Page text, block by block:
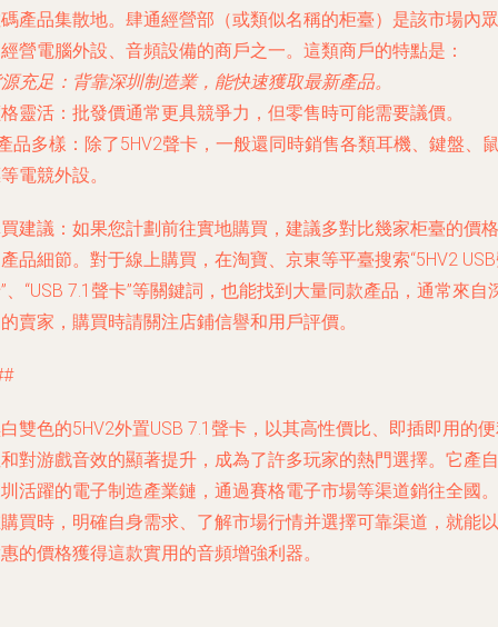
產品集散地。 肆通經營部 （或類似名稱的柜臺）是該市場內眾
營電腦外設、音頻設備的商戶之一。這類商戶的特點是：
充足 ：背靠深圳制造業，能快速獲取最新產品。
靈活 ：批發價通常更具競爭力，但零售時可能需要議價。
品多樣 ：除了5HV2聲卡，一般還同時銷售各類耳機、鍵盤、
電競外設。
建議 ：如果您計劃前往實地購買，建議多對比幾家柜臺的價格
品細節。對于線上購買，在淘寶、京東等平臺搜索“5HV2
、“USB 7.1聲卡”等關鍵詞，也能找到大量同款產品，通常來自
賣家，購買時請關注店鋪信譽和用戶評價。
雙色的5HV2外置USB 7.1聲卡，以其高性價比、即插即用的
對游戲音效的顯著提升，成為了許多玩家的熱門選擇。它產自
活躍的電子制造產業鏈，通過賽格電子市場等渠道銷往全國。
買時，明確自身需求、了解市場行情并選擇可靠渠道，就能以
的價格獲得這款實用的音頻增強利器。